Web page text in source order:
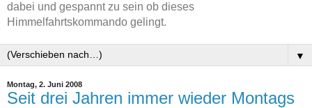
dabei und gespannt zu sein ob dieses
Himmelfahrtskommando gelingt.
▼
Montag, 2. Juni 2008
Seit drei Jahren immer wieder Montags